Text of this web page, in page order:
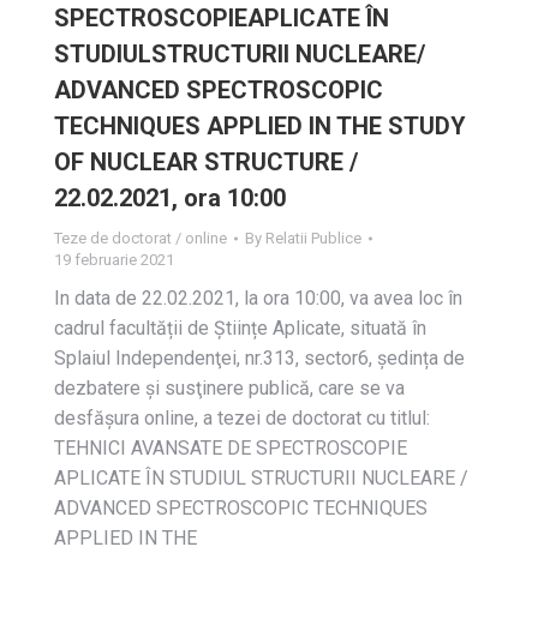
SPECTROSCOPIEAPLICATE ÎN
STUDIULSTRUCTURII NUCLEARE/
ADVANCED SPECTROSCOPIC
TECHNIQUES APPLIED IN THE STUDY
OF NUCLEAR STRUCTURE /
22.02.2021, ora 10:00
Teze de doctorat / online By Relatii Publice
19 februarie 2021
In data de 22.02.2021, la ora 10:00, va avea loc în
cadrul facultății de Științe Aplicate, situată în
Splaiul Independenţei, nr.313, sector6, ședința de
dezbatere și susţinere publică, care se va
desfășura online, a tezei de doctorat cu titlul:
TEHNICI AVANSATE DE SPECTROSCOPIE
APLICATE ÎN STUDIUL STRUCTURII NUCLEARE /
ADVANCED SPECTROSCOPIC TECHNIQUES
APPLIED IN THE